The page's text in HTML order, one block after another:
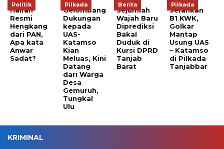
Politik
Hairan
Resmi
Hengkang
dari PAN,
Apa kata
Anwar
Sadat?
Pilkada
Gelombang
Dukungan
kepada
UAS-
Katamso
Kian
Meluas, Kini
Datang
dari Warga
Desa
Gemuruh,
Tungkal
Ulu
Berita
Sejumlah
Wajah Baru
Diprediksi
Bakal
Duduk di
Kursi DPRD
Tanjab
Barat
Pilkada
Serahkan
B1 KWK,
Golkar
Mantap
Usung UAS
– Katamso
di Pilkada
Tanjabbar
KRIMINAL